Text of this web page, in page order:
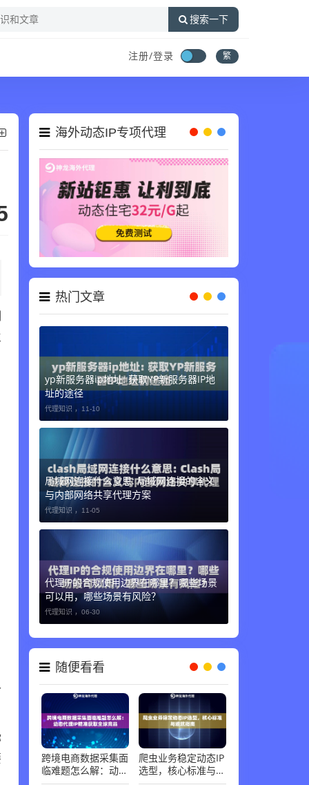
搜索一下
注册/登录 繁
海外动态IP专项代理
热门文章
yp新服务器ip地址: 获取YP新服务器IP地
址的途径
11-10
局域网连接什么意思: 局域网连接的含义
与内部网络共享代理方案
代理IP的合规使用边界在哪里？哪些场景
可以用，哪些场景有风险？
随便看看
跨境电商数据采集面
临难题怎么解：动态
爬虫业务稳定动态IP
选型，核心标准与避